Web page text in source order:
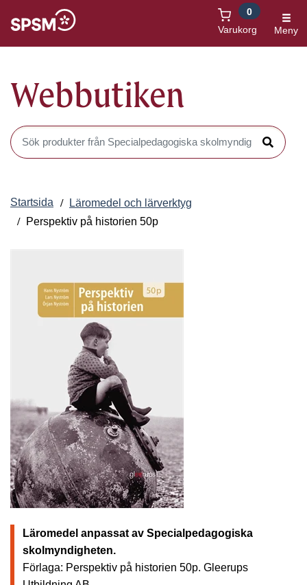
Varukorg
0
Meny
Webbutiken
Sök produkter i Webbutiken
Sök
Startsida
Läromedel och lärverktyg
Perspektiv på historien 50p
Läromedel anpassat av Specialpedagogiska
skolmyndigheten.
Förlaga: Perspektiv på historien 50p. Gleerups